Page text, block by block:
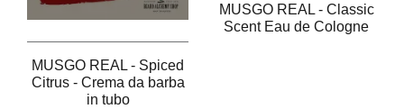
MUSGO REAL - Spiced
Citrus - Crema da barba
in tubo
MUSGO REAL - Classic
Scent Eau de Cologne